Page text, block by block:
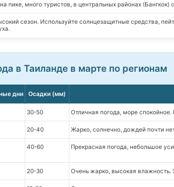
пике, много туристов, в центральных районах
сезон. Используйте солнцезащитные средства,
в Таиланде в марте по регионам
дни Осадки (мм)
30-50 Отличная погода, море
20-40 Жарко, солнечно, дождей почти
40-60 Прекрасная погода, небольшое
20-30 Очень жарко, высокая влажность.